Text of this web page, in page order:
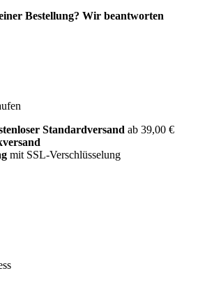
Bestellung? Wir beantworten
Standardversand ab 39,00 €
mit SSL-Verschlüsselung